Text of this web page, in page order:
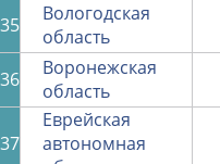
35
Вологодская
область
36
Воронежская
область
37
Еврейская
автономная